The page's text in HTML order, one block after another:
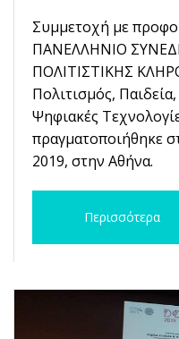
Συμμετοχή με
ΠΑΝΕΛΛΗΝΙΟ
ΠΟΛΙΤΙΣΤΙΚΗΣ
Πολιτισμός,
Ψηφιακές
πραγματοποιήθηκε
2019, στην Αθήνα.
Περισσότερα